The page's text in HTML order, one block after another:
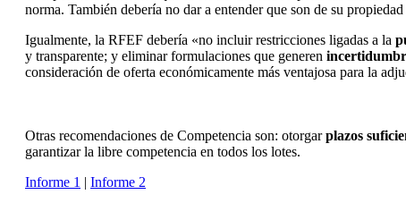
norma. También debería no dar a entender que son de su
Igualmente, la RFEF debería «no incluir restricciones ligadas a la
y transparente; y eliminar formulaciones que generen
consideración de oferta económicamente más ventajosa para la
Otras recomendaciones de Competencia son: otorgarplazos
garantizar la libre competencia en todos los lotes.
Informe 1 | Informe 2